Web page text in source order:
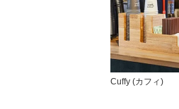
Cuffy (カフィ)